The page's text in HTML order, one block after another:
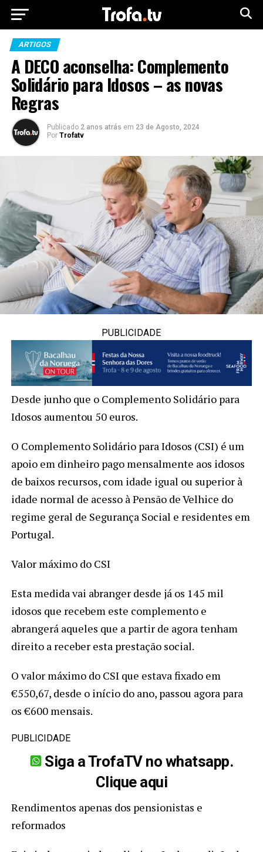
ARTIGOS
A DECO aconselha: Complemento
Solidário para Idosos – as novas
Regras
Publicado 2 anos atrás em 23 de Agosto, 2024
Por Trofatv
PUBLICIDADE
Desde junho que o Complemento Solidário para
Idosos aumentou 50 euros.
O Complemento Solidário para Idosos (CSI) é um
apoio em dinheiro pago mensalmente aos idosos
de baixos recursos, com idade igual ou superior à
idade normal de acesso à Pensão de Velhice do
regime geral de Segurança Social e residentes em
Portugal.
Valor máximo do CSI
Esta medida vai abranger desde já os 145 mil
idosos que recebem este complemento e
abrangerá aqueles que a partir de agora tenham
direito a receber esta prestação social.
O valor máximo do CSI que estava fixado em
€550,67, desde o início do ano, passou agora para
os €600 mensais.
PUBLICIDADE
Siga a TrofaTV no whatsapp.
Clique aqui
Rendimentos apenas dos pensionistas e
reformados